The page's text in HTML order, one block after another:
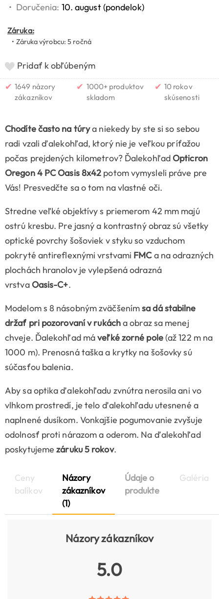
• Doručenia: 10. august (pondelok)
Záruka:
• Záruka výrobcu: 5 ročná
Pridať k obľúbeným
✔ 1649 názory
zákazníkov
✔ 1000+ produktov
skladom
✔ 10 rokov
skúsenosti
Chodíte často na túrya niekedy by ste si so sebou
radi vzali ďalekohľad, ktorý nie je veľkou príťažou
počas prejdených kilometrov? ĎalekohľadOpticron
Oregon 4 PC Oasis 8x42 potom vymysleli práve pre
Vás! Presvedčte sa o tom na vlastné oči.
Stredne veľké objektívy s priemerom 42 mm majú
ostrú kresbu. Pre jasný a kontrastný obraz sú všetky
optické povrchy šošoviek v styku so vzduchom
pokryté antireflexnými vrstvami FMCa na odrazných
plochách hranolov je vylepšená odrazná
vrstvaOasis-C+.
Modelom s 8 násobným zväčšenímsa dá stabilne
držať pri pozorovaní v rukácha obraz sa menej
chveje. Ďalekohľad máveľkézorné pole(až 122 m na
1000 m). Prenosná taška a krytky na šošovky sú
súčasťou balenia.
Aby sa optika ďalekohľadu zvnútra nerosila ani vo
vlhkom prostredí, je telo ďalekohľadu utesnené a
naplnené dusíkom. Vonkajšie pogumovanie zvyšuje
odolnosť proti nárazom a oderom. Na ďalekohľad
poskytujemezáruku 5 rokov.
Ceny
balíkov
Názory
zákazníkov
(1)
Údaje o
produkte
Galéria
Názory zákazníkov
5.0